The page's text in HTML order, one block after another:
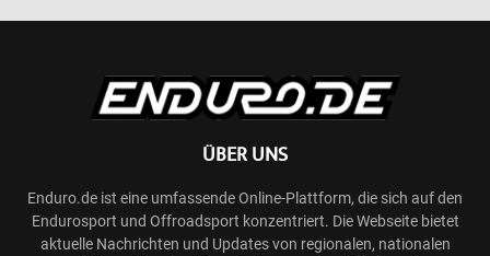
ÜBER UNS
Enduro.de ist eine umfassende Online-Plattform, die sich auf den
Endurosport und Offroadsport konzentriert. Die Webseite bietet
aktuelle Nachrichten und Updates von regionalen, nationalen